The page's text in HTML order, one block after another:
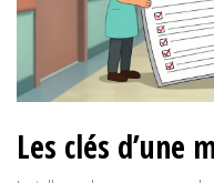
Les clés d’une